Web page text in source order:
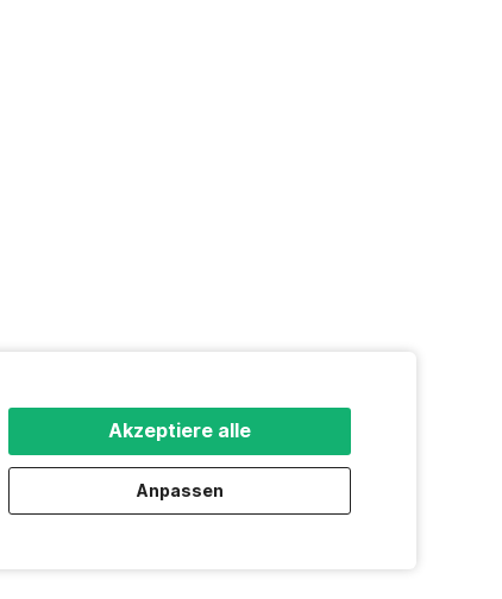
Akzeptiere alle
Anpassen